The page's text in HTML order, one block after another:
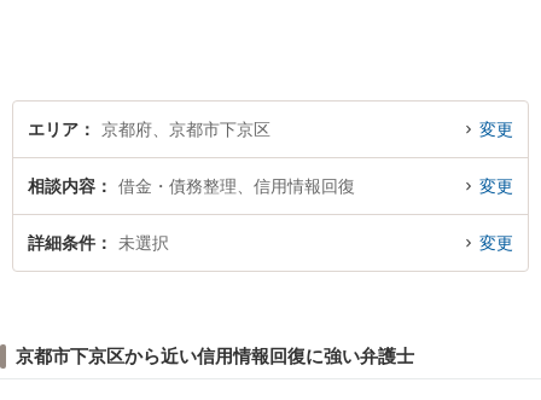
エリア 京都府、京都市下京区 変更
相談内容 借金・債務整理、信用情報回復 変更
詳細条件 未選択 変更
京都市下京区から近い信用情報回復に強い弁護士